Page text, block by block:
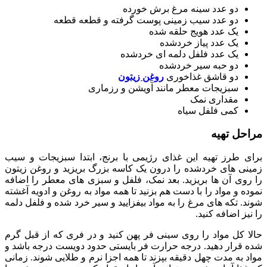
دو عدد سینه مرغ برش خورده
دو عدد سیب زمینی پوست گرفته و قطعه قطعه
یک عدد هویج حلقه شده
یک عدد پیاز خردشده
یک عدد فلفل دلمه ای خردشده
دو حبه سیر خردشده
دو قاشق غذاخوری روغن زیتون
سبزیجات معطر مانند آویشن و رزماری
مقداری نمک
کمی فلفل سیاه
مراحل تهیه
برای طرز تهیه این غذای رژیمی با برنج، ابتدا سبزیجات و سیب
زمینی های خردشده را درون یک کاسه بزرگ بریزید و روغن زیتون
را روی آن ها بریزید. بعد نمک، فلفل و سبزی های معطر را اضافه
نموده و مواد را با دست هم بزنید تا همه مواد به روغن و ادویه آغشته
شوند. تکه های مرغ را به مواد بیفزایید و سیر خرد شده و فلفل دلمه
را نیز اضافه کنید.
حالا کل مواد را روی سینی فر پهن کنید و در فری که از قبل گرم
شده قرار دهید. درجه حرارت فر بایستی حدود دویست درجه باشد و
مواد به مدت چهل دقیقه بپزند تا همه اجزا نرم و طلایی شوند. زمانی